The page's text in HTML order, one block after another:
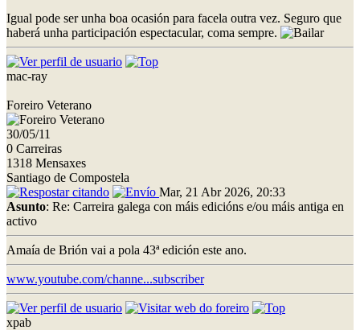
Igual pode ser unha boa ocasión para facela outra vez. Seguro que
haberá unha participación espectacular, coma sempre.
mac-ray
Foreiro Veterano
30/05/11
0 Carreiras
1318 Mensaxes
Santiago de Compostela
Mar, 21 Abr 2026, 20:33
Asunto: Re: Carreira galega con máis edicións e/ou máis antiga en
activo
Amaía de Brión vai a pola 43ª edición este ano.
www.youtube.com/channe...subscriber
xpab